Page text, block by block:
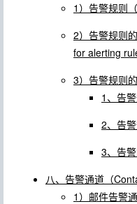
1）告警规则
2）告警规则
for alerting
3）告警规则
1、告
2、告
3、告
八、告警通道（
1）邮件告警